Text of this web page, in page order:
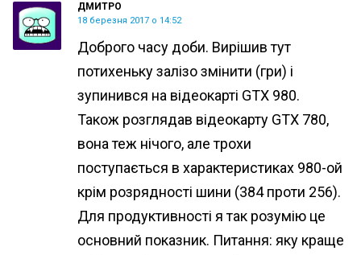
ДМИТРО
18 березня 2017 о 14:52
Доброго часу доби. Вирішив тут
потихеньку залізо змінити (гри) і
зупинився на відеокарті GTX 980.
Також розглядав відеокарту GTX 780,
вона теж нічого, але трохи
поступається в характеристиках 980-ой
крім розрядності шини (384 проти 256).
Для продуктивності я так розумію це
основний показник. Питання: яку краще